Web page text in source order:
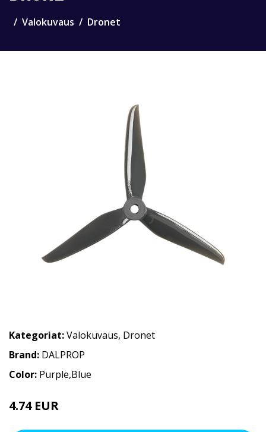
Valokuvaus Dronet
Kategoriat:Valokuvaus, Dronet
Brand: DALPROP
Color: Purple,Blue
4.74 EUR